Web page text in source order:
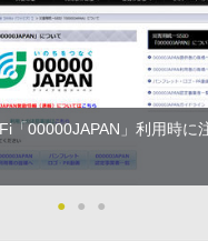
「00000JAPAN」利用時に
● ● ●